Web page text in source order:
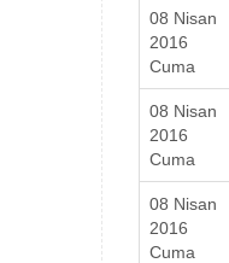
08 Nisan
2016
Cuma
08 Nisan
2016
Cuma
08 Nisan
2016
Cuma